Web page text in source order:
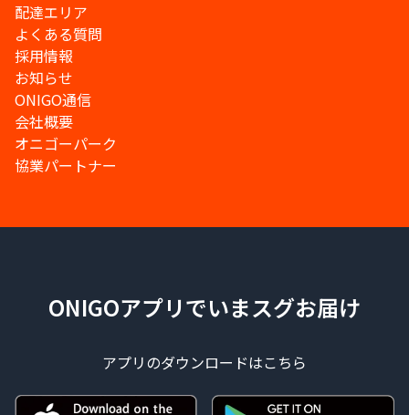
配達エリア
よくある質問
採用情報
お知らせ
ONIGO通信
会社概要
オニゴーパーク
協業パートナー
ONIGOアプリでいまスグお届け
アプリのダウンロードはこちら